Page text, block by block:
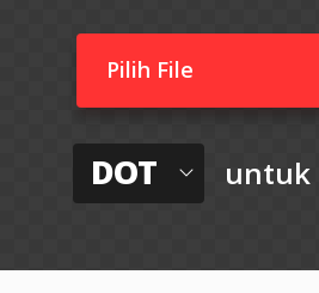
Pilih File
DOT untuk